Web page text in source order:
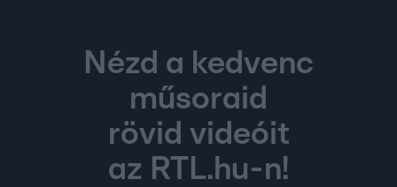
Nézd a kedvenc
műsoraid
rövid videóit
az RTL.hu-n!